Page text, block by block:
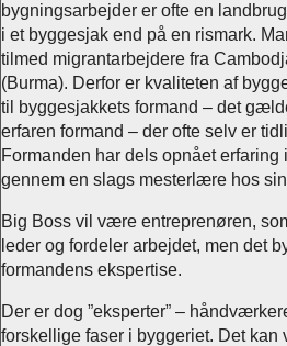
bygningsarbejder er ofte en
i et byggesjak end på en rismark.
tilmed migrantarbejdere fra
(Burma). Derfor er kvaliteten af
til byggesjakkets formand – det
erfaren formand – der ofte selv er
Formanden har dels opnået
gennem en slags mesterlære hos
Big Boss vil være entreprenøren,
leder og fordeler arbejdet, men det
formandens ekspertise.
Der er dog ”eksperter” –
forskellige faser i byggeriet. Det